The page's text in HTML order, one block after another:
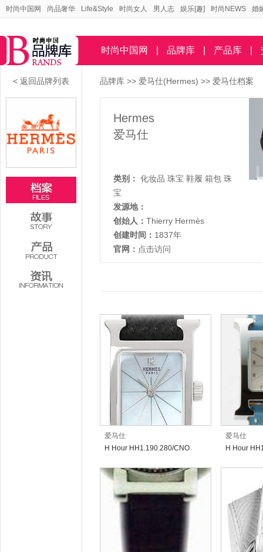
时尚中国网 尚品奢华 Life&Style 时尚女人 男人志 娱乐[趣] 时尚NEWS 婚
时尚中国网 品牌库 产品库
< 返回品牌列表 品牌库 >> 爱马仕(Hermes) >> 爱马仕档案
Hermes
爱马仕
类别： 化妆品 珠宝 鞋履 箱包 珠
宝
发源地：
创始人： Thierry Hermès
创建时间： 1837年
官网： 点击访问
爱马仕
H Hour HH1.190.280/CNO
爱马仕
H Hour